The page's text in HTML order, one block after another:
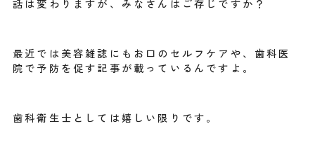
話は変わりますが、みなさんはご存じですか？
最近では美容雑誌にもお口のセルフケアや、歯科医
院で予防を促す記事が載っているんですよ。
歯科衛生士としては嬉しい限りです。